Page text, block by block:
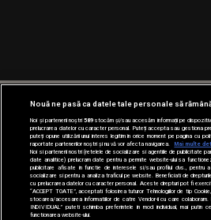
Nouă ne pasă ca datele tale personale să
Noi și partenerii noștri589stocăm și/sau accesăm informații pe
prelucrarea datelor cu caracter personal. Puteți accepta sau gestiona
puteți opune utilizării unui interes legitim în orice moment pe pagina cu
raportate partenerilor noștri și nu vă vor afecta navigarea.
Mai multe
Noi si partenerii nostri (retelele de socializare si agentiile de publicitate
date analitice) prelucram date pentru a permite website-ului sa
publicitare afisate in functie de interesele si/sau profilul dvs., pentru
socializare si pentru a analiza traficul pe website. Beneficiati de
cu prelucrarea datelor cu caracter personal. Aceste drepturi pot fi
“ACCEPT TOATE”, acceptati folosirea tuturor Tehnologiilor de tip
stocarea/accesarea informatiilor de catre Vendor-ii cu care colaboram.
INDIVIDUAL” puteti schimba preferintele in mod individual, mai
functionarea website-ului.